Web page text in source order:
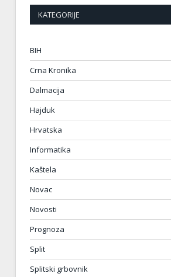
KATEGORIJE
BIH
Crna Kronika
Dalmacija
Hajduk
Hrvatska
Informatika
Kaštela
Novac
Novosti
Prognoza
Split
Splitski grbovnik